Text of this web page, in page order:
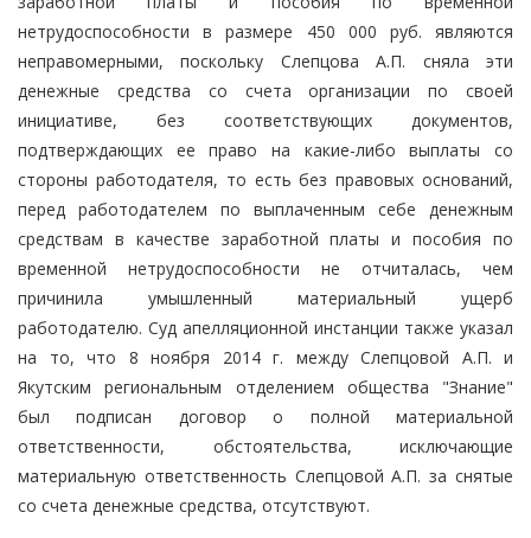
нетрудоспособности в размере 450 000 руб. являются
неправомерными, поскольку Слепцова А.П. сняла эти
денежные средства со счета организации по своей
инициативе, без соответствующих документов,
подтверждающих ее право на какие-либо выплаты со
стороны работодателя, то есть без правовых оснований,
перед работодателем по выплаченным себе денежным
средствам в качестве заработной платы и пособия по
временной нетрудоспособности не отчиталась, чем
причинила умышленный материальный ущерб
работодателю. Суд апелляционной инстанции также указал
на то, что 8 ноября 2014 г. между Слепцовой А.П. и
Якутским региональным отделением общества "Знание"
был подписан договор о полной материальной
ответственности, обстоятельства, исключающие
материальную ответственность Слепцовой А.П. за снятые
со счета денежные средства, отсутствуют.